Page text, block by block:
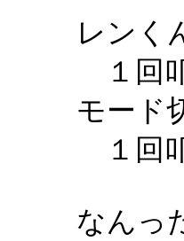
レンく
１回
モード
１回
なんっ